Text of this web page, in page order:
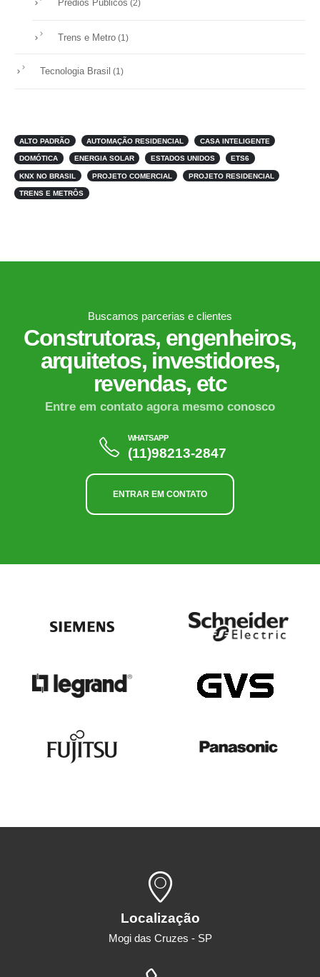
Prédios Públicos (2)
Trens e Metro (1)
Tecnologia Brasil (1)
ALTO PADRÃO AUTOMAÇÃO RESIDENCIAL CASA INTELIGENTE
DOMÓTICA ENERGIA SOLAR ESTADOS UNIDOS ETS6
KNX NO BRASIL PROJETO COMERCIAL PROJETO RESIDENCIAL
TRENS E METRÔS
Buscamos parcerias e clientes
Construtoras, engenheiros,
arquitetos, investidores,
revendas, etc
Entre em contato agora mesmo conosco
WHATSAPP
(11)98213-2847
ENTRAR EM CONTATO
Localização
Mogi das Cruzes - SP